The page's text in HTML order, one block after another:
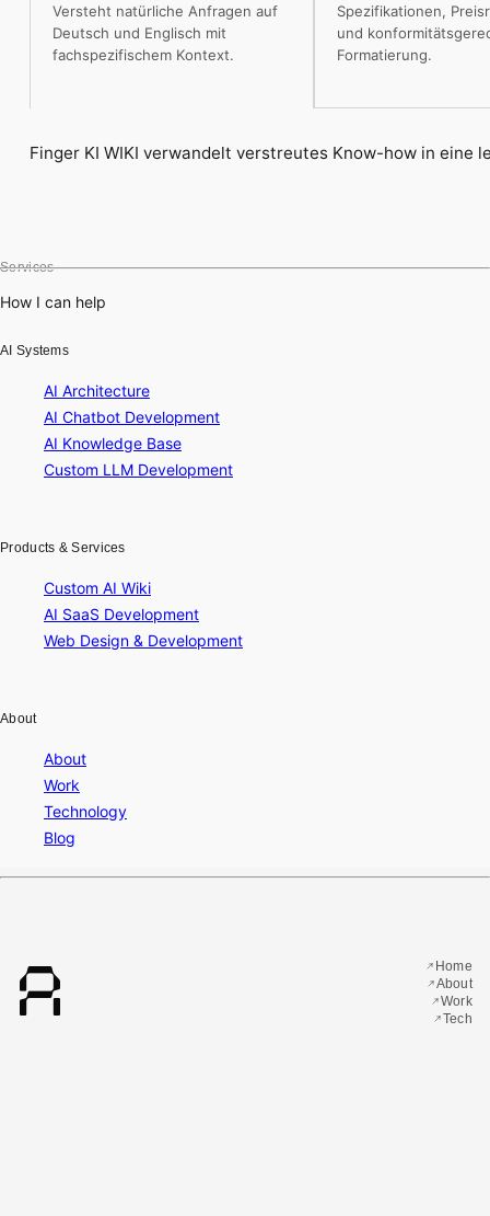
Versteht natürliche Anfragen auf
Deutsch und Englisch mit
fachspezifischem Kontext.
Spezifikationen,
und
Formatierung.
Finger KI WIKI verwandelt verstreutes Know-how in
Services
How I can help
AI Systems
AI Architecture
AI Chatbot Development
AI Knowledge Base
Custom LLM Development
Products & Services
Custom AI Wiki
AI SaaS Development
Web Design & Development
About
About
Work
Technology
Blog
A
Home
About
Work
Tech